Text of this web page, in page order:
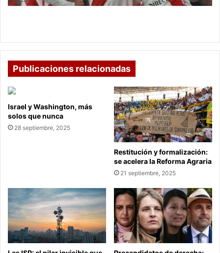
Libertadores
Publicaciones relacionadas
Israel y Washington, más
solos que nunca
28 septiembre, 2025
Restitución y formalización:
se acelera la Reforma Agraria
21 septiembre, 2025